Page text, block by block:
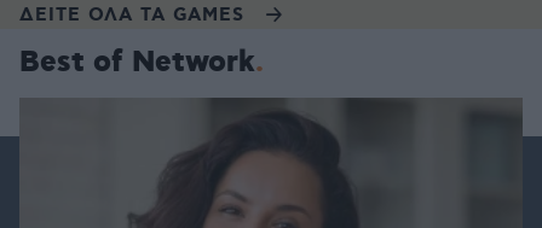
ΔΕΙΤΕ ΟΛΑ ΤΑ GAMES
Best of Network